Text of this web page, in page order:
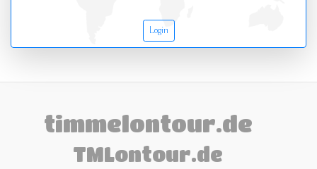
Login
timmelontour.de
TMLontour.de